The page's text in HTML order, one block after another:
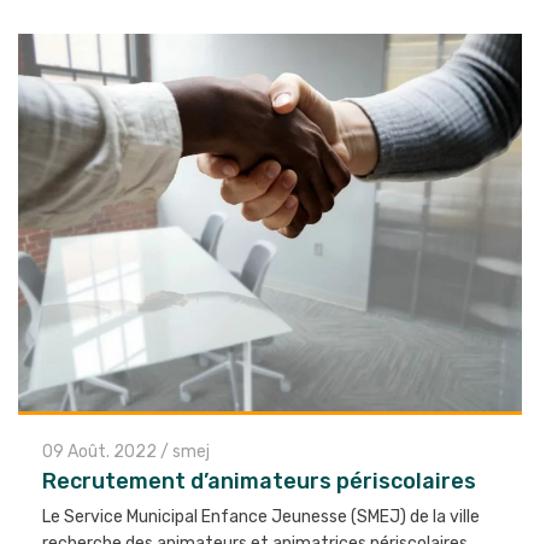
09 Août. 2022 / smej
Recrutement d’animateurs périscolaires
Le Service Municipal Enfance Jeunesse (SMEJ) de la ville